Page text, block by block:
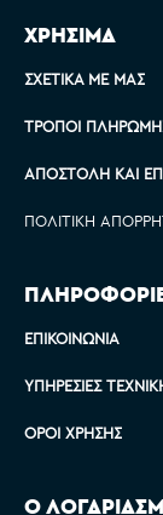
ΧΡΗΣΙΜΑ
ΣΧΕΤΙΚΆ ΜΕ ΜΑΣ
ΤΡΌΠΟΙ
ΑΠΟΣΤΟΛΉ ΚΑΙ
ΠΟΛΙΤΙΚΉ
ΕΠΙΚΟΙΝΩΝΊΑ
ΥΠΗΡΕΣΊΕΣ
ΌΡΟΙ ΧΡΉΣΗΣ
Ο